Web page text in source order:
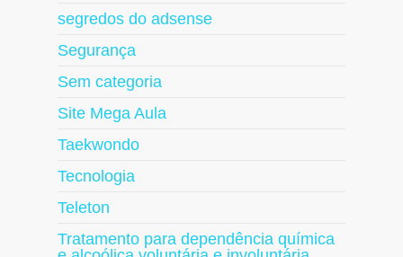
segredos do adsense
Segurança
Sem categoria
Site Mega Aula
Taekwondo
Tecnologia
Teleton
Tratamento para dependência química